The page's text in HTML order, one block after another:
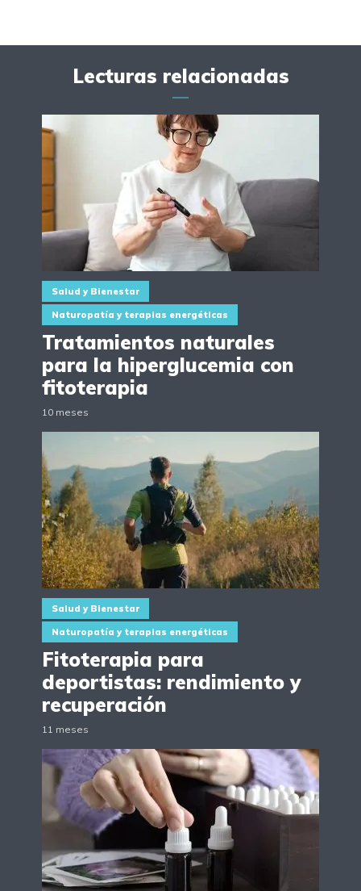
Lecturas relacionadas
Salud y Bienestar
Naturopatía y terapias energéticas
Tratamientos naturales
para la hiperglucemia con
fitoterapia
10 meses
Salud y Bienestar
Naturopatía y terapias energéticas
Fitoterapia para
deportistas: rendimiento y
recuperación
11 meses